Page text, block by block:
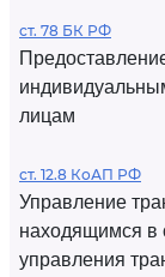
ст. 78 БК РФ
лицам
ст. 12.8 КоАП РФ
Управление
находящимся в
управления